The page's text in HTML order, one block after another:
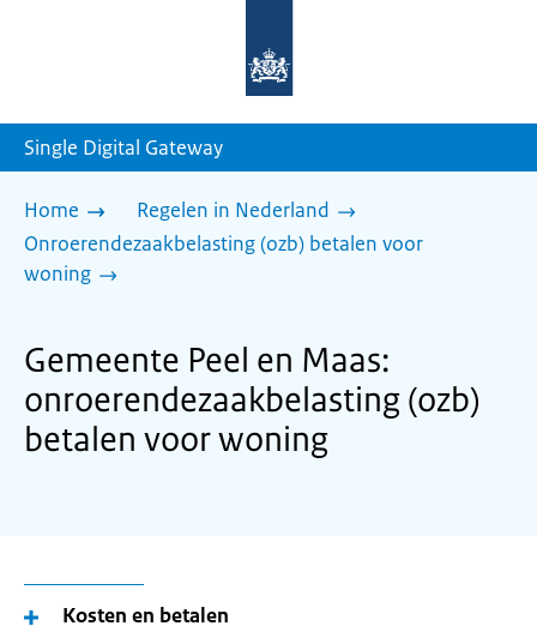
homepage
Single Digital Gateway
Home
Regelen in Nederland
Onroerendezaakbelasting (ozb) betalen voor
woning
Gemeente Peel en Maas:
onroerendezaakbelasting (ozb)
betalen voor woning
Kosten en betalen